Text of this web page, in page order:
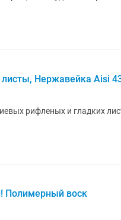
Нержавейка Aisi
рифленых и гладких
Полимерный воск